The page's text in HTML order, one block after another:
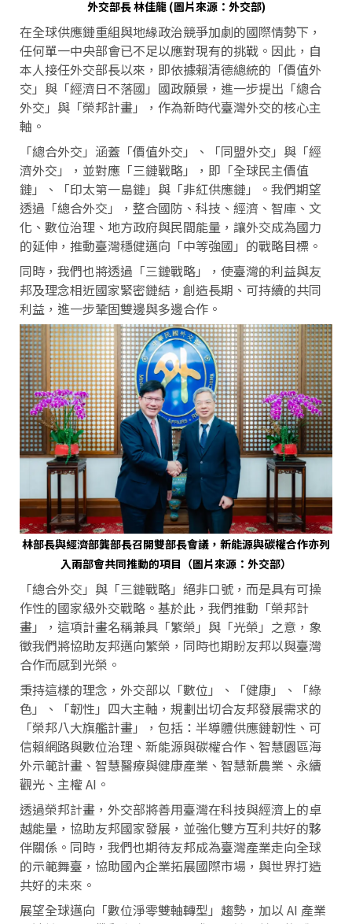
外交部長 林佳龍 (圖片來源：外交部)
在全球供應鏈重組與地緣政治競爭加劇的國際情勢下，
任何單一中央部會已不足以應對現有的挑戰。因此，自
本人接任外交部長以來，即依據賴清德總統的「價值外
交」與「經濟日不落國」國政願景，進一步提出「總合
外交」與「榮邦計畫」，作為新時代臺灣外交的核心主
軸。
「總合外交」涵蓋「價值外交」、「同盟外交」與「經
濟外交」，並對應「三鏈戰略」，即「全球民主價值
鏈」、「印太第一島鏈」與「非紅供應鏈」。我們期望
透過「總合外交」，整合國防、科技、經濟、智庫、文
化、數位治理、地方政府與民間能量，讓外交成為國力
的延伸，推動臺灣穩健邁向「中等強國」的戰略目標。
同時，我們也將透過「三鏈戰略」，使臺灣的利益與友
邦及理念相近國家緊密鏈結，創造長期、可持續的共同
利益，進一步鞏固雙邊與多邊合作。
林部長與經濟部龔部長召開雙部長會議，新能源與碳權合作亦列
入兩部會共同推動的項目（圖片來源：外交部）
「總合外交」與「三鏈戰略」絕非口號，而是具有可操
作性的國家級外交戰略。基於此，我們推動「榮邦計
畫」，這項計畫名稱兼具「繁榮」與「光榮」之意，象
徵我們將協助友邦邁向繁榮，同時也期盼友邦以與臺灣
合作而感到光榮。
秉持這樣的理念，外交部以「數位」、「健康」、「綠
色」、「韌性」四大主軸，規劃出切合友邦發展需求的
「榮邦八大旗艦計畫」，包括：半導體供應鏈韌性、可
信賴網路與數位治理、新能源與碳權合作、智慧園區海
外示範計畫、智慧醫療與健康產業、智慧新農業、永續
觀光、主權 AI。
透過榮邦計畫，外交部將善用臺灣在科技與經濟上的卓
越能量，協助友邦國家發展，並強化雙方互利共好的夥
伴關係。同時，我們也期待友邦成為臺灣產業走向全球
的示範舞臺，協助國內企業拓展國際市場，與世界打造
共好的未來。
展望全球邁向「數位淨零雙軸轉型」趨勢，加以 AI 產業